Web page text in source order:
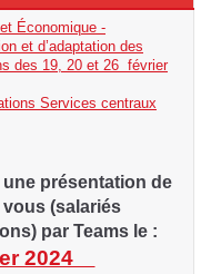
Économique -
et d’adaptation des
des 19, 20 et 26 février
Services centraux
présentation de
vous (salariés
par Teams le :
2024